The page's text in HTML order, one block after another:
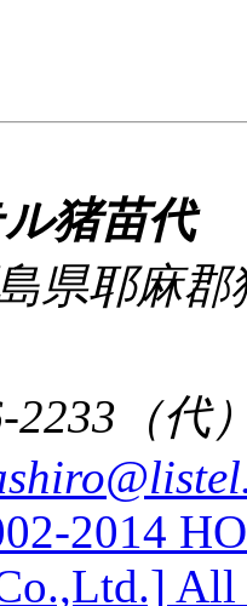
猪苗代
県耶麻
2233
2014
All